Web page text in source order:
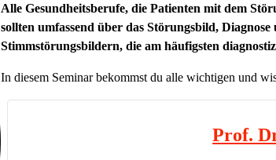
Alle Gesundheitsberufe, die Patienten mit dem
sollten umfassend über das Störungsbild,
Stimmstörungsbildern, die am häufigsten
In diesem Seminar bekommst du alle wichtigen und
Prof.